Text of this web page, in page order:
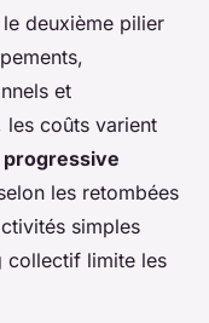
deuxième pilier
et
les coûts varient
les retombées
simples
collectif limite les